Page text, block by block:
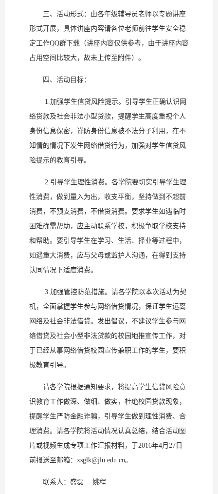
三、活动形式：由各年级辅导员老师以专题讲座
形式开展，具体讲座内容请各位老师前往学生安全稳
定工作QQ群下载（讲座内容仅供参考，由于讲座内容
占用空间比较大，故未上传至附件）。
四、活动目标：
1.加强学生信贷风险提示。引导学生正确认识网
络贷款及社会非法小型贷款，提醒学生高度重视个人
身份信息保密，谨防身份信息被不法分子利用，在不
知情的情况下发生网络借贷行为，加强对学生信贷风
险提示的教育引导。
2.引导学生理性消费。各学院要切实引导学生理
性消费，做到量入为出，收支平衡，坚持做到不超前
消费，不预支消费，不借贷消费。要求学生如遇临时
困难确需帮助，应主动联系学校，积极争取学校支持
和帮助。要引导学生在学习、生活、择业等过程中，
如遇重大消费，应与父母或监护人沟通，在得到支持
认同情况下适度消费。
3.加强管控防范措施。请各学院以本次活动为契
机，全面掌握学生参与网络借贷情况，保证学生远离
网络及社会非法借贷。发出倡议，不建议学生参与网
络借贷及社会小型非法贷款的校园地推宣传工作，对
于已经从事网络借贷校园宣传兼职工作的学生，要积
极教育引导。
请各学院根据通知要求，将提高学生信贷风险意
识教育工作做深、做细、做实，杜绝校园贷款现象，
提醒学生严防金融诈骗，引导学生做到理性消费、合
理消费。请各学院将活动情况认真总结，结合活动图
片或视频生成专项工作汇报材料，于2016年4月27日
前报送至邮箱：xsglk@jlu.edu.cn。
联系人：盛磊 姚程